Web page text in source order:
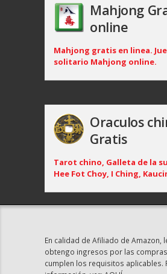
Mahjong
online
Mahjong gratis en linea.
solitario Mahjong online.
Oraculos
Gratis
Tarot chino, Galleta de la
Hee Fot Choy, I Ching,
En calidad de Afiliado de Amazon,
obtengo ingresos por las
cumplen los requisitos aplicables.